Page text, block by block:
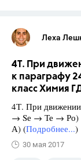
Леха
4Т. При
к параграфу
класс Химия
4Т. При
→ Sе → Те → Ро)
А) (Подробнее...)
30 мая 2017